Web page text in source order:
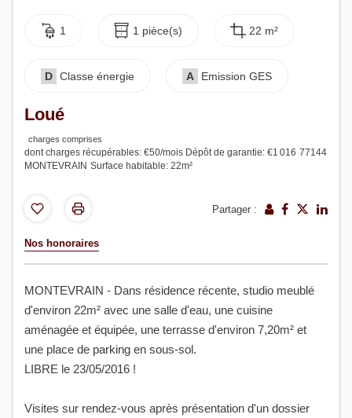
1 1 pièce(s) 22 m²
D Classe énergie A Emission GES
Loué
charges comprises
dont charges récupérables: €50/mois Dépôt de garantie: €1 016 77144
MONTEVRAIN Surface habitable: 22m²
Partager :
Nos honoraires
MONTEVRAIN - Dans résidence récente, studio meublé
d'environ 22m² avec une salle d'eau, une cuisine
aménagée et équipée, une terrasse d'environ 7,20m² et
une place de parking en sous-sol.
LIBRE le 23/05/2016 !
Visites sur rendez-vous après présentation d'un dossier